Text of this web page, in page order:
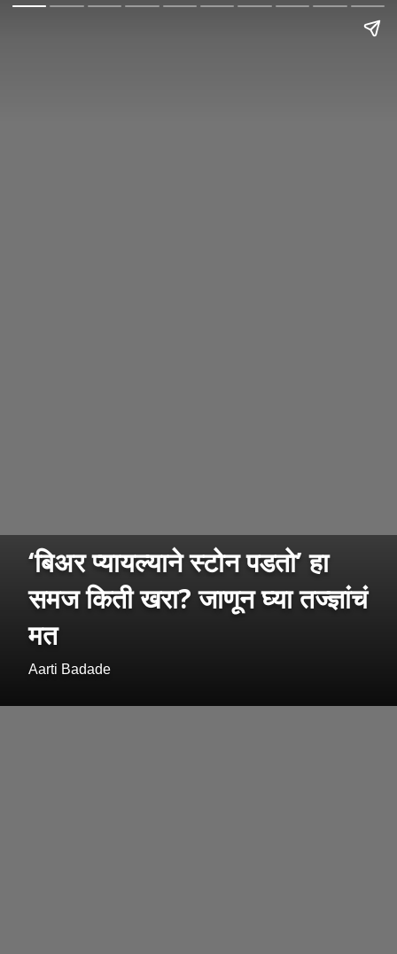
‘बिअर प्यायल्याने स्टोन पडतो’ हा
समज किती खरा? जाणून घ्या तज्ज्ञांचं
मत
Aarti Badade